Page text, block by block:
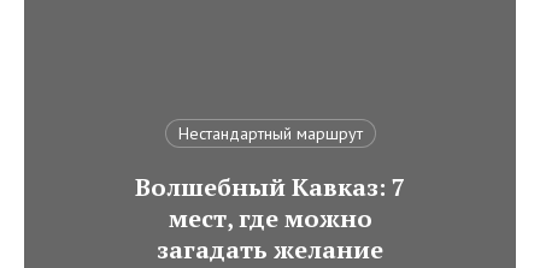
Нестандартный маршрут
Волшебный Кавказ: 7
мест, где можно
загадать желание